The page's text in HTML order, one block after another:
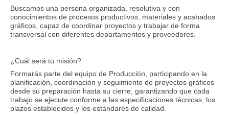
Buscamos una persona organizada, resolutiva y con
conocimientos de procesos productivos, materiales y acabados
gráficos, capaz de coordinar proyectos y trabajar de forma
transversal con diferentes departamentos y proveedores.
¿Cuál será tu misión?
Formarás parte del equipo de Producción, participando en la
planificación, coordinación y seguimiento de proyectos gráficos
desde su preparación hasta su cierre, garantizando que cada
trabajo se ejecute conforme a las especificaciones técnicas, los
plazos establecidos y los estándares de calidad.